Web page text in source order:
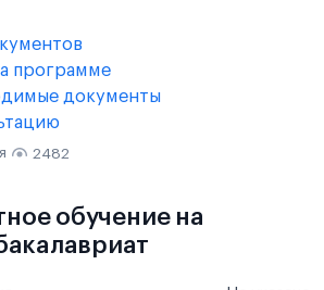
программе
документы
2482
обучение на